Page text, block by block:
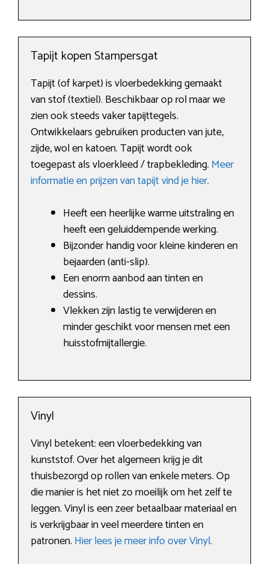
Tapijt kopen Stampersgat
Tapijt (of karpet) is vloerbedekking gemaakt
van stof (textiel). Beschikbaar op rol maar we
zien ook steeds vaker tapijttegels.
Ontwikkelaars gebruiken producten van jute,
zijde, wol en katoen. Tapijt wordt ook
toegepast als vloerkleed / trapbekleding. Meer
informatie en prijzen van tapijt vind je hier.
Heeft een heerlijke warme uitstraling en
heeft een geluiddempende werking.
Bijzonder handig voor kleine kinderen en
bejaarden (anti-slip).
Een enorm aanbod aan tinten en
dessins.
Vlekken zijn lastig te verwijderen en
minder geschikt voor mensen met een
huisstofmijtallergie.
Vinyl
Vinyl betekent: een vloerbedekking van
kunststof. Over het algemeen krijg je dit
thuisbezorgd op rollen van enkele meters. Op
die manier is het niet zo moeilijk om het zelf te
leggen. Vinyl is een zeer betaalbaar materiaal en
is verkrijgbaar in veel meerdere tinten en
patronen. Hier lees je meer info over Vinyl.